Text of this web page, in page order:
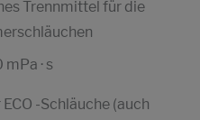
Trennmittel für die
· s
-Schläuche (auch